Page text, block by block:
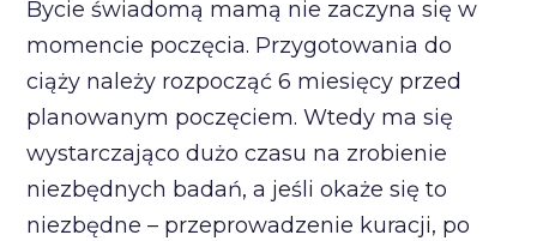
Bycie świadomą mamą nie zaczyna się w
momencie poczęcia. Przygotowania do
ciąży należy rozpocząć 6 miesięcy przed
planowanym poczęciem. Wtedy ma się
wystarczająco dużo czasu na zrobienie
niezbędnych badań, a jeśli okaże się to
niezbędne – przeprowadzenie kuracji, po